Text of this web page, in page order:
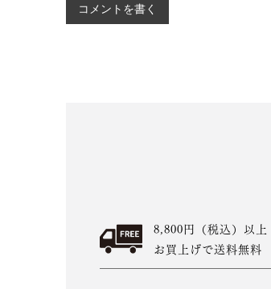
コメントを書く
8,800円（税込）以上
お買上げで送料無料